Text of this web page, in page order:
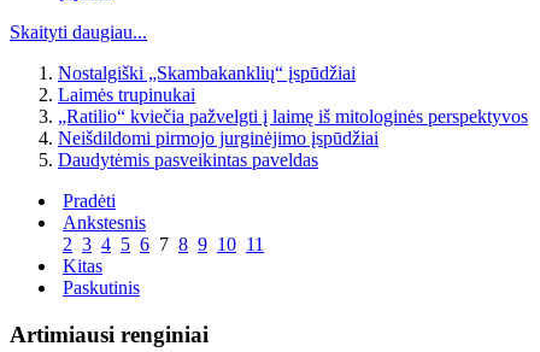
Skaityti daugiau...
Nostalgiški „Skambakanklių“ įspūdžiai
Laimės trupinukai
„Ratilio“ kviečia pažvelgti į laimę iš mitologinės perspektyvos
Neišdildomi pirmojo jurginėjimo įspūdžiai
Daudytėmis pasveikintas paveldas
Pradėti
Ankstesnis
2 3 4 5 6 7 8 9 10 11
Kitas
Paskutinis
Artimiausi renginiai